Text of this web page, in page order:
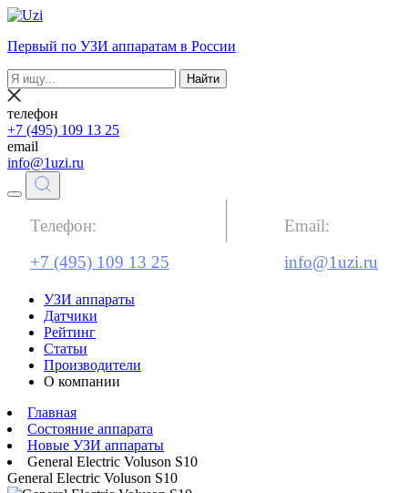
Первый по УЗИ аппаратам в России
Найти
телефон
+7 (495) 109 13 25
email
info@1uzi.ru
Телефон:
+7 (495) 109 13 25
Email:
info@1uzi.ru
УЗИ аппараты
Датчики
Рейтинг
Статьи
Производители
О компании
Главная
Состояние аппарата
Новые УЗИ аппараты
General Electric Voluson S10
General Electric Voluson S10